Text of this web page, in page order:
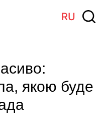
RU
якою буде